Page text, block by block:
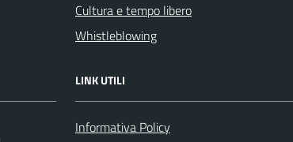
Cultura e tempo libero
Whistleblowing
LINK UTILI
Informativa Policy